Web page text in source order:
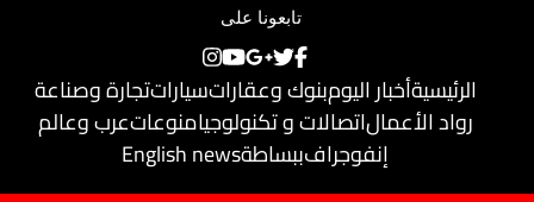
تابعونا على
الرئيسيةأخبار اليومبنوك وعقاراتسياراتتجارة وصناعة
رواد الأعمالاتصالات و تكنولوجيامنوعاتعرب وعالم
إنفوجرافببساطةEnglish news